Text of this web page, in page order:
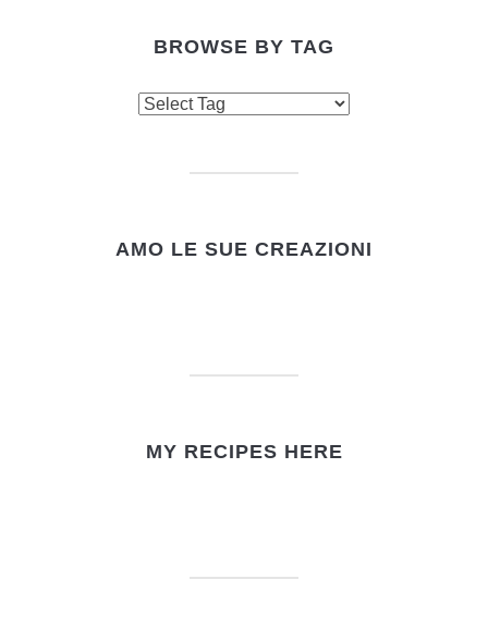
BROWSE BY TAG
AMO LE SUE CREAZIONI
MY RECIPES HERE